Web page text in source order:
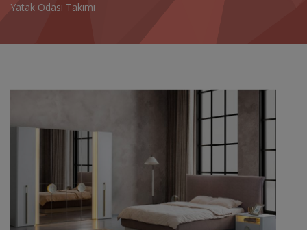
Yatak Odası Takımı